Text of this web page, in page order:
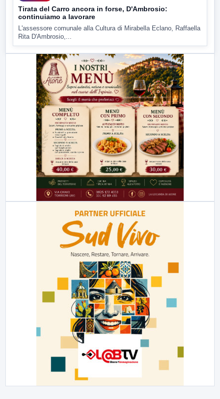
Tirata del Carro ancora in forse, D'Ambrosio:
continuiamo a lavorare
L'assessore comunale alla Cultura di Mirabella Eclano, Raffaella
Rita D'Ambrosio,...